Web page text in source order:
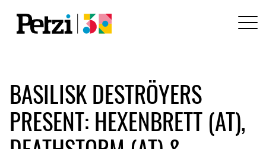
BASILISK DESTRÖYERS
PRESENT: HEXENBRETT (AT),